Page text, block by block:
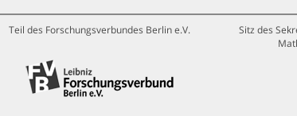
Teil des Forschungsverbundes Berlin e.V.
Sitz des